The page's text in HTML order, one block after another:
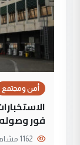
أمن ومجتمع
فور